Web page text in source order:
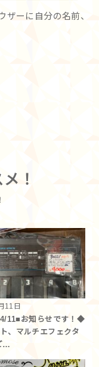
ザーに自分の名前、
！
11日
4/11■お知らせです！◆
、マルチエフェクタ
…